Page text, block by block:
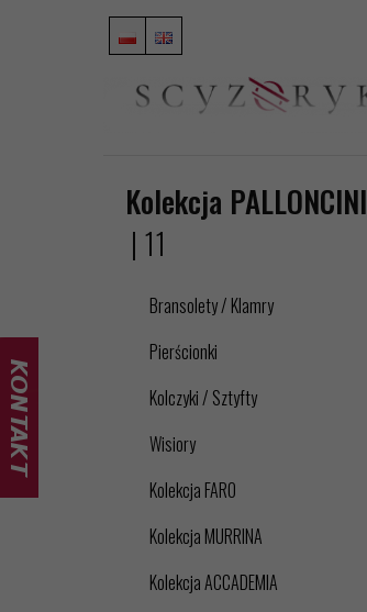
Kolekcja PALLONCINI
| 11
Bransolety / Klamry
Pierścionki
Kolczyki / Sztyfty
Wisiory
Kolekcja FARO
Kolekcja MURRINA
Kolekcja ACCADEMIA